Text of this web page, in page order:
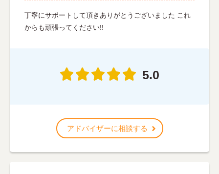
丁寧にサポートして頂きありがとうございました これ
からも頑張ってください!!
5.0
アドバイザーに相談する